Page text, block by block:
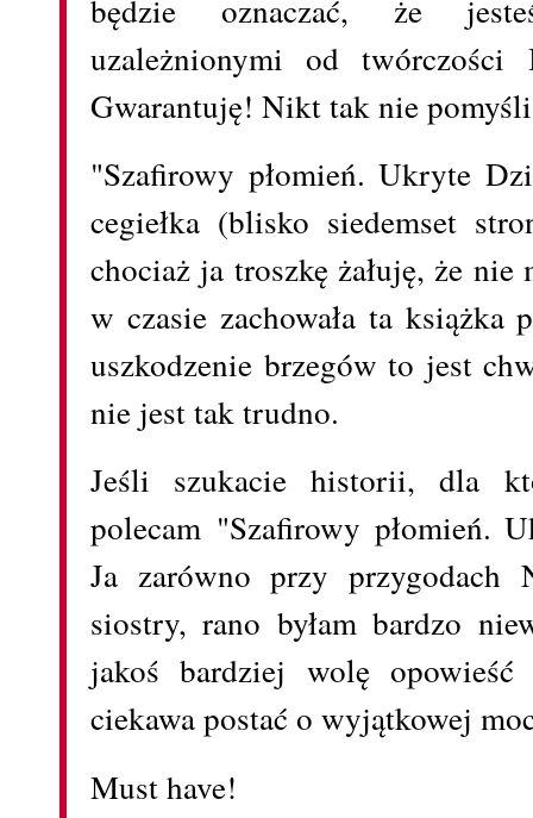
będzie oznaczać, że
uzależnionymi od
Gwarantuję! Nikt tak nie
"Szafirowy płomień. Ukryte
cegiełka (blisko siedemset
chociaż ja troszkę żałuję, że
w czasie zachowała ta
uszkodzenie brzegów to jest
nie jest tak trudno.
Jeśli szukacie historii, dla
polecam "Szafirowy płomień.
Ja zarówno przy przygodach
siostry, rano byłam bardzo
jakoś bardziej wolę
ciekawa postać o wyjątkowej
Must have!